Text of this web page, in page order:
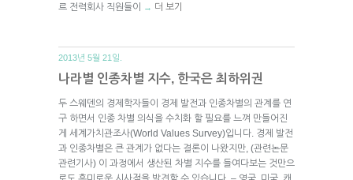
르 전력회사 직원들이
→ 더 보기
2013년 5월 21일.
나라별 인종차별 지수, 한국은 최하위권
두 스웨덴의 경제학자들이 경제 발전과 인종차별의 관계를 연
구 하면서 인종 차별 의식을 수치화 할 필요를 느껴 만들어진
게 세계가치관조사(World Values Survey)입니다. 경제 발전
과 인종차별은 큰 관계가 없다는 결론이 나왔지만, (관련논문
관련기사) 이 과정에서 생산된 차별 지수를 들여다보는 것만으